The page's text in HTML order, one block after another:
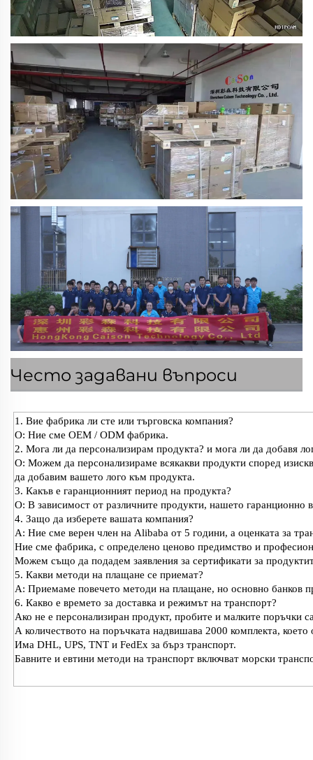
Често задавани въпроси
1. Вие фабрика ли сте или търговска компания?
О: Ние сме OEM / ODM фабрика.
2. Мога ли да персонализирам продукта? и мога ли да добавя
О: Можем да персонализираме всякакви продукти според
да добавим вашето лого към продукта.
3. Какъв е гаранционният период на продукта?
О: В зависимост от различните продукти, нашето гаранционно
4. Защо да изберете вашата компания?
A: Ние сме верен член на Alibaba от 5 години, а оценката за
Ние сме фабрика, с определено ценово предимство и
Можем също да подадем заявления за сертификати за
5. Какви методи на плащане се приемат?
A: Приемаме повечето методи на плащане, но основно банков
6. Какво е времето за доставка и режимът на транспорт?
Ако не е персонализиран продукт, пробите и малките поръчки
А количеството на поръчката надвишава 2000 комплекта,
Има DHL, UPS, TNT и FedEx за бърз транспорт.
Бавните и евтини методи на транспорт включват морски